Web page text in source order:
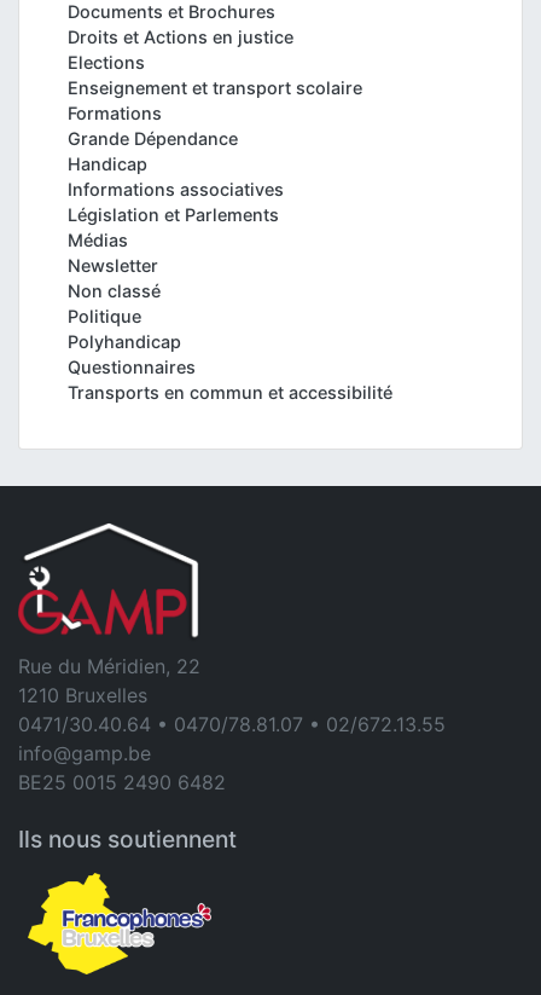
Documents et Brochures
Droits et Actions en justice
Elections
Enseignement et transport scolaire
Formations
Grande Dépendance
Handicap
Informations associatives
Législation et Parlements
Médias
Newsletter
Non classé
Politique
Polyhandicap
Questionnaires
Transports en commun et accessibilité
Rue du Méridien, 22
1210 Bruxelles
0471/30.40.64 • 0470/78.81.07 • 02/672.13.55
info@gamp.be
BE25 0015 2490 6482
Ils nous soutiennent